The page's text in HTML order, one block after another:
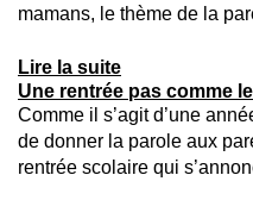
Une rentrée pas comme
Comme il s’agit d’une
de donner la parole aux
rentrée scolaire qui
mamans, le thème de la
Lire la suite